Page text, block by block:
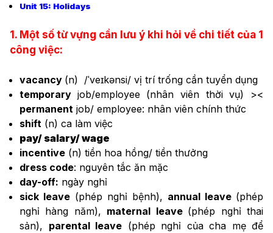
Unit 15: Holidays
1. Một số từ vựng cần lưu ý khi hỏi về chi tiết của 1
công việc:
vacancy (n) /ˈveɪkənsi/ vị trí trống cần tuyển dụng
temporary job/employee (nhân viên thời vụ) ><
permanent job/ employee: nhân viên chính thức
shift (n) ca làm việc
pay/ salary/ wage
incentive (n) tiền hoa hồng/ tiền thưởng
dress code: nguyên tắc ăn mặc
day-off: ngày nghỉ
sick leave (phép nghỉ bệnh), annual leave (phép
nghỉ hàng năm), maternal leave (phép nghỉ thai
sản), parental leave (phép nghỉ của cha mẹ để